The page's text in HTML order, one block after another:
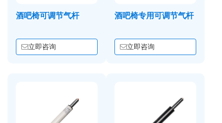
酒吧椅可调节气杆
立即咨询
酒吧椅专用可调节气杆
立即咨询